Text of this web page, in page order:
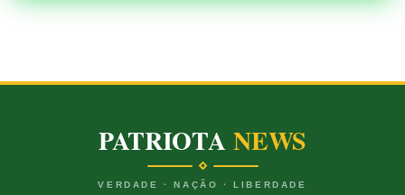
PATRIOTANEWS
VERDADE · NAÇÃO · LIBERDADE